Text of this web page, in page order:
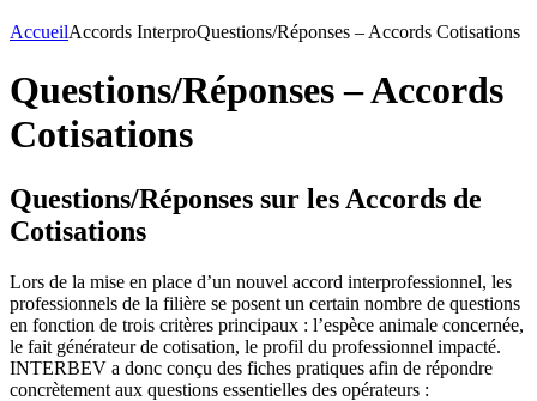
AccueilAccords InterproQuestions/Réponses – Accords Cotisations
Questions/Réponses – Accords
Cotisations
Questions/Réponses sur les Accords de
Cotisations
Lors de la mise en place d’un nouvel accord interprofessionnel, les
professionnels de la filière se posent un certain nombre de questions
en fonction de trois critères principaux : l’espèce animale concernée,
le fait générateur de cotisation, le profil du professionnel impacté.
INTERBEV a donc conçu des fiches pratiques afin de répondre
concrètement aux questions essentielles des opérateurs :